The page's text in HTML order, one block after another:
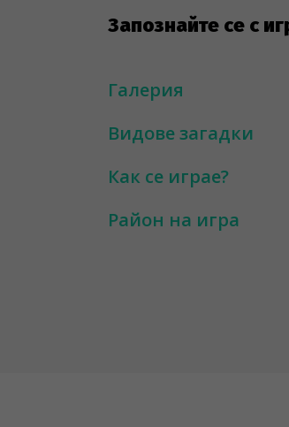
Запознайте се с
Галерия
Видове загадки
Как се играе?
Район на игра